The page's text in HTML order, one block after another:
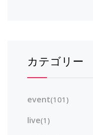
カテゴリー
event(101)
live(1)